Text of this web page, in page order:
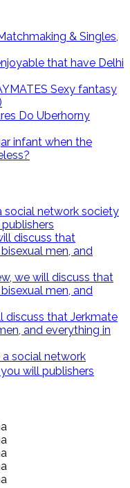
& Singles,
that have Delhi
Sexy fantasy
Do Uberhorny
infant when the
social network society
discuss that
men, and
we will discuss that
men, and
discuss that Jerkmate
and everything in
social network
will publishers